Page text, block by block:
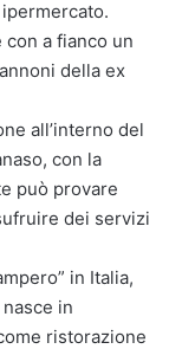
a fianco un
della ex
all’interno del
con la
può provare
dei servizi
in Italia,
in
ristorazione